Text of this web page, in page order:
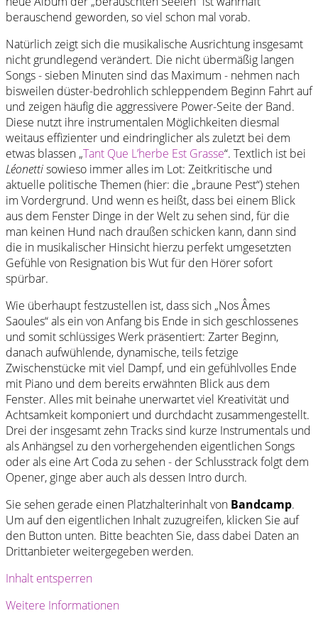
berauschend geworden, so viel schon mal vorab.
Natürlich zeigt sich die musikalische Ausrichtung insgesamt
nicht grundlegend verändert. Die nicht übermäßig langen
Songs - sieben Minuten sind das Maximum - nehmen nach
bisweilen düster-bedrohlich schleppendem Beginn Fahrt auf
und zeigen häufig die aggressivere Power-Seite der Band.
Diese nutzt ihre instrumentalen Möglichkeiten diesmal
weitaus effizienter und eindringlicher als zuletzt bei dem
etwas blassen „Tant Que L’herbe Est Grasse“. Textlich ist bei
Léonettisowieso immer alles im Lot: Zeitkritische und
aktuelle politische Themen (hier: die „braune Pest“) stehen
im Vordergrund. Und wenn es heißt, dass bei einem Blick
aus dem Fenster Dinge in der Welt zu sehen sind, für die
man keinen Hund nach draußen schicken kann, dann sind
die in musikalischer Hinsicht hierzu perfekt umgesetzten
Gefühle von Resignation bis Wut für den Hörer sofort
spürbar.
Wie überhaupt festzustellen ist, dass sich „Nos Âmes
Saoules“ als ein von Anfang bis Ende in sich geschlossenes
und somit schlüssiges Werk präsentiert: Zarter Beginn,
danach aufwühlende, dynamische, teils fetzige
Zwischenstücke mit viel Dampf, und ein gefühlvolles Ende
mit Piano und dem bereits erwähnten Blick aus dem
Fenster. Alles mit beinahe unerwartet viel Kreativität und
Achtsamkeit komponiert und durchdacht zusammengestellt.
Drei der insgesamt zehn Tracks sind kurze Instrumentals und
als Anhängsel zu den vorhergehenden eigentlichen Songs
oder als eine Art Coda zu sehen - der Schlusstrack folgt dem
Opener, ginge aber auch als dessen Intro durch.
Sie sehen gerade einen Platzhalterinhalt von Bandcamp.
Um auf den eigentlichen Inhalt zuzugreifen, klicken Sie auf
den Button unten. Bitte beachten Sie, dass dabei Daten an
Drittanbieter weitergegeben werden.
Inhalt entsperren
Weitere Informationen